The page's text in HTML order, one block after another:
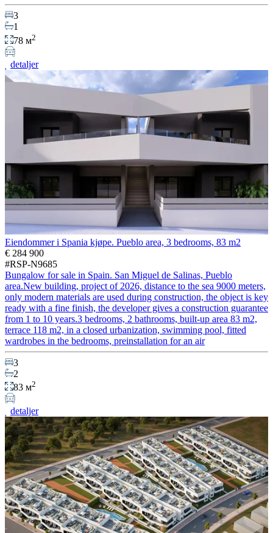
3
1
78 м2
detaljer
Eiendommer i Spania kjøpe. Pueblo area, 3 bedrooms, 83 m2
€ 284 900
#RSP-N9685
Bungalow for sale in Spain. San Miguel de Salinas, Pueblo
area.New building, project of 2026, distance to the sea 9000 meters,
only modern materials are used during construction, the object is key
ready with a fine finish, the developer gives a construction guarantee
from 1 to 10 years.3 bedrooms, 2 bathrooms, built-up area 83 m2,
terrace 118 m2, in a closed urbanization, swimming pool, fitted
wardrobes in the bedrooms, preinstallation for an air
3
2
83 м2
detaljer